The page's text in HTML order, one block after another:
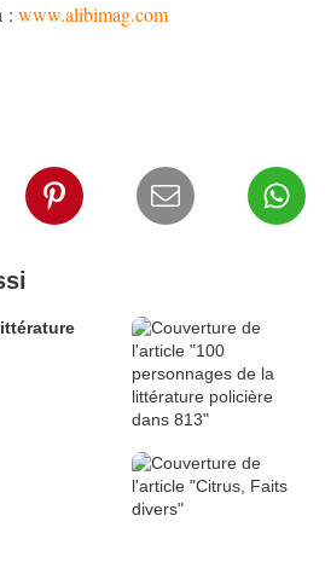
: www.alibimag.com